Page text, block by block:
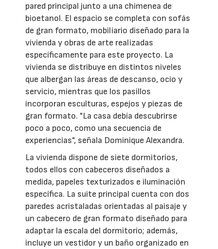
pared principal junto a una chimenea de
bioetanol. El espacio se completa con sofás
de gran formato, mobiliario diseñado para la
vivienda y obras de arte realizadas
específicamente para este proyecto. La
vivienda se distribuye en distintos niveles
que albergan las áreas de descanso, ocio y
servicio, mientras que los pasillos
incorporan esculturas, espejos y piezas de
gran formato. "La casa debía descubrirse
poco a poco, como una secuencia de
experiencias", señala Dominique Alexandra.
La vivienda dispone de siete dormitorios,
todos ellos con cabeceros diseñados a
medida, papeles texturizados e iluminación
específica. La suite principal cuenta con dos
paredes acristaladas orientadas al paisaje y
un cabecero de gran formato diseñado para
adaptar la escala del dormitorio; además,
incluye un vestidor y un baño organizado en